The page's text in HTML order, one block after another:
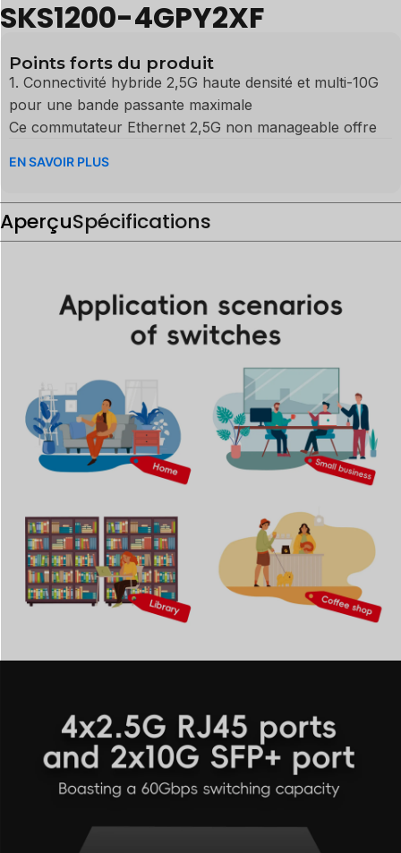
SKS1200-4GPY2XF
Points forts du produit
1. Connectivité hybride 2,5G haute densité et multi-10G
pour une bande passante maximale
Ce commutateur Ethernet 2,5G non manageable offre
commutation robuste de 60 Gbps. Il dispose d'une
accès rapide aux périphériques et 2 ports de liaison
montante SFP+ 10G puissants. Considéré comme l'un
supérieures pour un trafic de données fluide à travers
différents appareils et scénarios.
2. Large compatibilité et support étendu pour le matériel
haut de gamme
Compatible avec une vaste gamme d'équipements
réseau et d'applications exigeantes, notre commutateur
prend entièrement en charge le stockage NAS 2,5G, le
streaming vidéo 4K, les PC de jeu haute performance,
les serveurs, les adaptateurs PCIe et les interfaces
réseau SFP. Sa large compatibilité assure un support
efficace pour diverses configurations réseau
domestiques et professionnelles, créant un écosystème
pérenne pour vos appareils à large bande passante.
fiable
excellente dissipation de la chaleur sans aucun bruit de
ventilateur. Cette conception purement sans ventilateur
garantit un fonctionnement silencieux et optimal, tandis
qu'une protection intégrée contre la foudre sécurise
et fiable pour vos salles de serveurs ou vos bureaux à
EN SAVOIR PLUS
AperçuSpécifications